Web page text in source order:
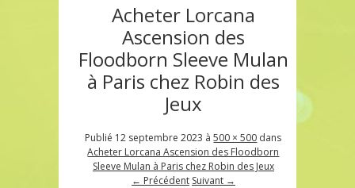
Acheter Lorcana
Ascension des
Floodborn Sleeve Mulan
à Paris chez Robin des
Jeux
Publié 12 septembre 2023 à500 × 500 dans
Acheter Lorcana Ascension des Floodborn
Sleeve Mulan à Paris chez Robin des Jeux
← Précédent Suivant →